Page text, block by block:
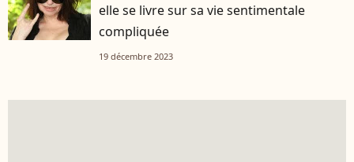
elle se livre sur sa vie sentimentale
compliquée
19 décembre 2023